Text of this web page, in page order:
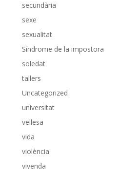
secundària
sexe
sexualitat
Síndrome de la impostora
soledat
tallers
Uncategorized
universitat
vellesa
vida
violència
vivenda